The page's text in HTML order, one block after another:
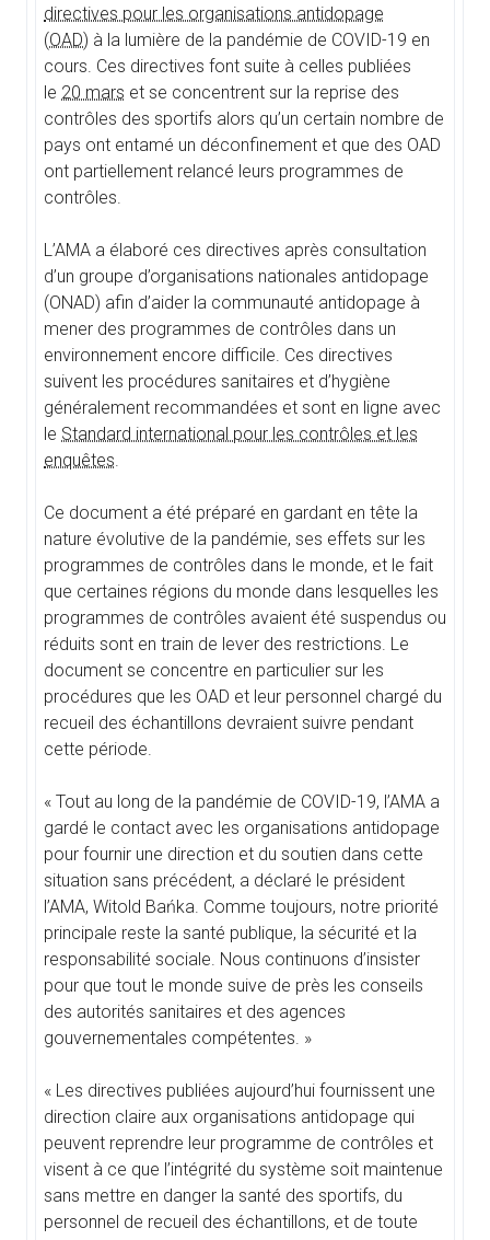
directives pour les organisations antidopage
(OAD) à la lumière de la pandémie de COVID-19 en
cours. Ces directives font suite à celles publiées
le 20 mars et se concentrent sur la reprise des
contrôles des sportifs alors qu’un certain nombre de
pays ont entamé un déconfinement et que des OAD
ont partiellement relancé leurs programmes de
contrôles.
L’AMA a élaboré ces directives après consultation
d’un groupe d’organisations nationales antidopage
(ONAD) afin d’aider la communauté antidopage à
mener des programmes de contrôles dans un
environnement encore difficile. Ces directives
suivent les procédures sanitaires et d’hygiène
généralement recommandées et sont en ligne avec
le Standard international pour les contrôles et les
enquêtes.
Ce document a été préparé en gardant en tête la
nature évolutive de la pandémie, ses effets sur les
programmes de contrôles dans le monde, et le fait
que certaines régions du monde dans lesquelles les
programmes de contrôles avaient été suspendus ou
réduits sont en train de lever des restrictions. Le
document se concentre en particulier sur les
procédures que les OAD et leur personnel chargé du
recueil des échantillons devraient suivre pendant
cette période.
« Tout au long de la pandémie de COVID-19, l’AMA a
gardé le contact avec les organisations antidopage
pour fournir une direction et du soutien dans cette
situation sans précédent, a déclaré le président
l’AMA, Witold Bańka. Comme toujours, notre priorité
principale reste la santé publique, la sécurité et la
responsabilité sociale. Nous continuons d’insister
pour que tout le monde suive de près les conseils
des autorités sanitaires et des agences
gouvernementales compétentes. »
« Les directives publiées aujourd’hui fournissent une
direction claire aux organisations antidopage qui
peuvent reprendre leur programme de contrôles et
visent à ce que l’intégrité du système soit maintenue
sans mettre en danger la santé des sportifs, du
personnel de recueil des échantillons, et de toute